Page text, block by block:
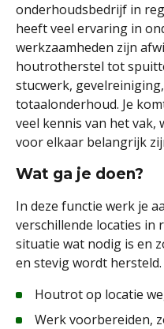
onderhoudsbedrijf in
heeft veel ervaring in
werkzaamheden zijn
houtrotherstel tot
stucwerk,
totaalonderhoud. Je
veel kennis van het vak,
voor elkaar belangrijk
Wat ga je doen?
In deze functie werk je
verschillende locaties in
situatie wat nodig is en
en stevig wordt hersteld.
Houtrot op locatie
Werk voorbereiden,